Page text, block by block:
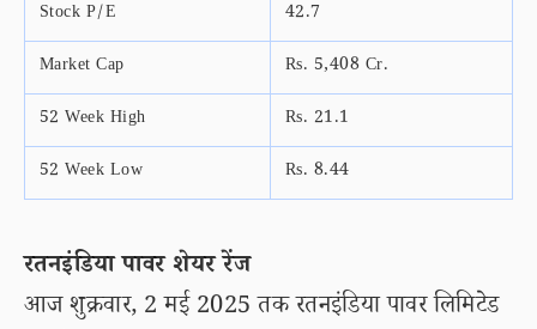
Stock P/E
42.7
Market Cap
Rs. 5,408 Cr.
52 Week High
Rs. 21.1
52 Week Low
Rs. 8.44
रतनइंडिया पावर शेयर रेंज
आज शुक्रवार, 2 मई 2025 तक रतनइंडिया पावर लिमिटेड